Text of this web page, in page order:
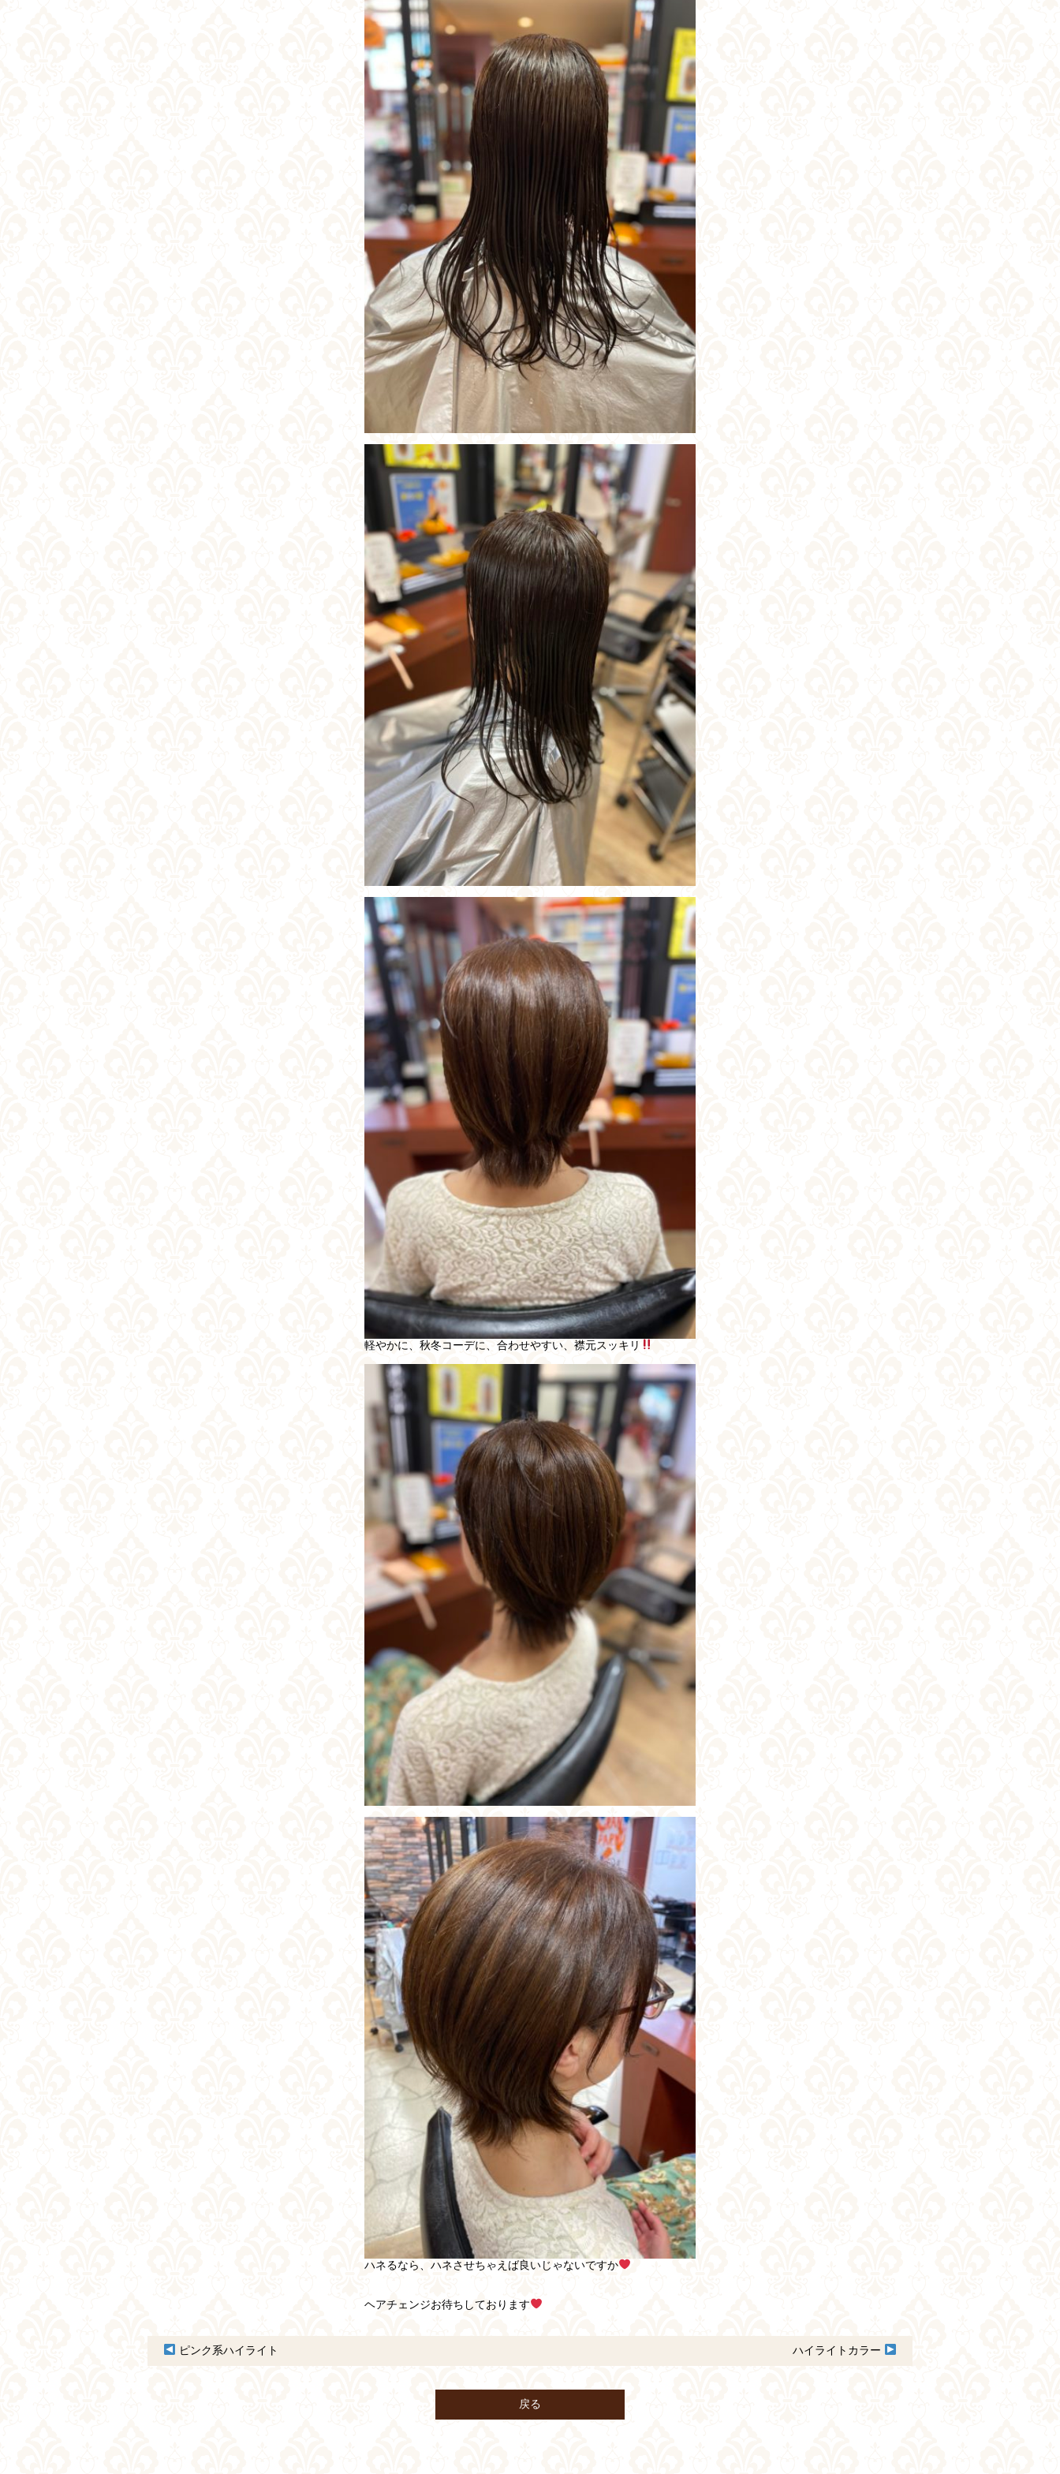
軽やかに、秋冬コーデに、合わせやすい、襟元スッキリ
ハネるなら、ハネさせちゃえば良いじゃないですか
ヘアチェンジお待ちしております
ピンク系ハイライト ハイライトカラー
戻る